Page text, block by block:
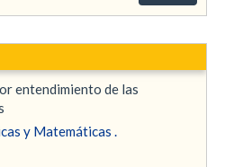
entendimiento de las
y Matemáticas .